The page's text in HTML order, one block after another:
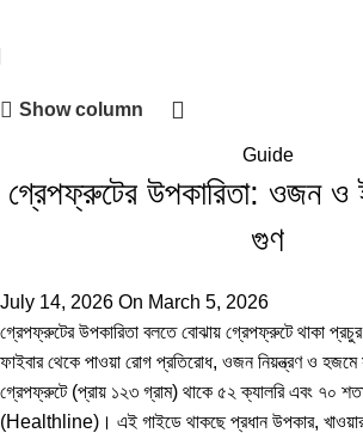
Show column
Guide
গ্রেপফ্রুটের উপকারিতা: ওজন ও
গুণ
July 14, 2026 On March 5, 2026
গ্রেপফ্রুটের উপকারিতা বলতে বোঝায় গ্রেপফ্রুটে থাকা প্রচুর
ফাইবার থেকে পাওয়া রোগ প্রতিরোধ, ওজন নিয়ন্ত্রণ ও হজমে
গ্রেপফ্রুটে (প্রায় ১২৩ গ্রাম) থাকে ৫২ ক্যালরি এবং ৭০
(Healthline)। এই গাইডে থাকছে প্রধান উপকার,